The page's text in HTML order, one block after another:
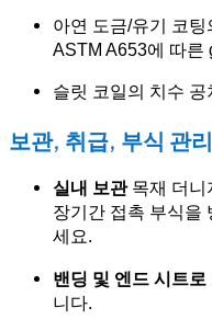
아연 도금/유기 코
ASTM A653에 따른
슬릿 코일의 치수
보관, 취급, 부식 관
실내 보관목재 더니
장기간 접촉 부식을
세요.
밴딩 및 엔드 시트
니다.